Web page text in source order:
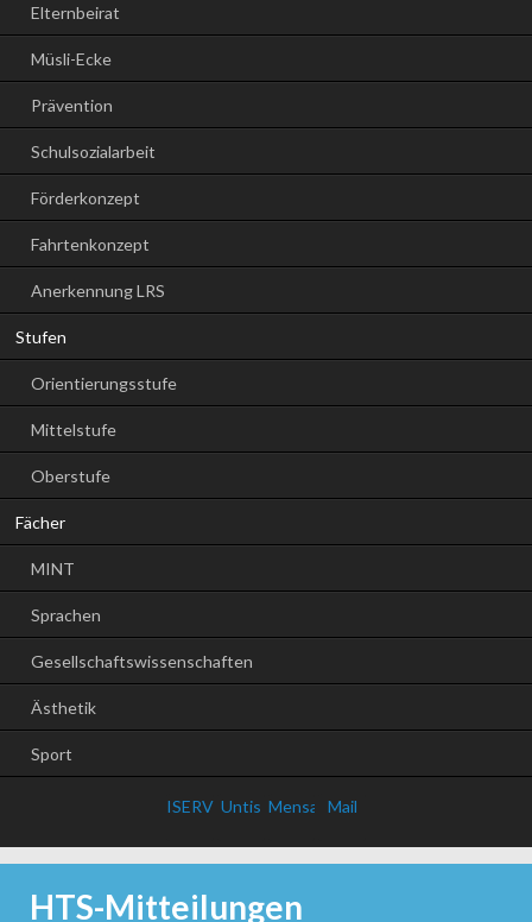
Elternbeirat
Müsli-Ecke
Prävention
Schulsozialarbeit
Förderkonzept
Fahrtenkonzept
Anerkennung LRS
Stufen
Orientierungsstufe
Mittelstufe
Oberstufe
Fächer
MINT
Sprachen
Gesellschaftswissenschaften
Ästhetik
Sport
ISERV Untis Mensa Mail
HTS-Mitteilungen